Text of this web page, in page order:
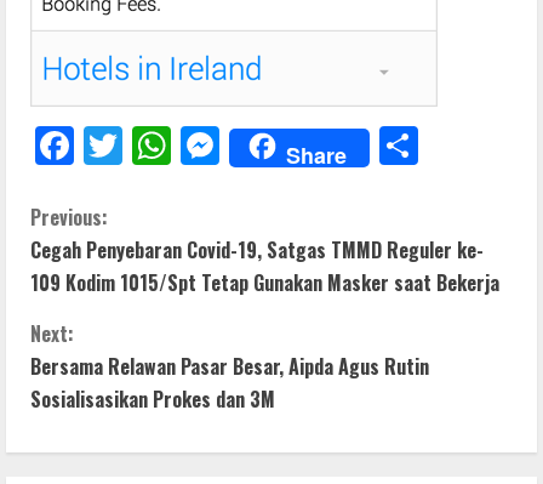
F
e
b
o
k
T
er
W
s
A
p
M
e
e
n
er
Share
e
C
o
n
t
Previous:
Cegah Penyebaran Covid-19, Satgas TMMD Reguler ke-
109 Kodim 1015/Spt Tetap Gunakan Masker saat Bekerja
Next:
Bersama Relawan Pasar Besar, Aipda Agus Rutin
Sosialisasikan Prokes dan 3M